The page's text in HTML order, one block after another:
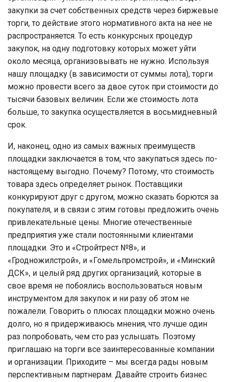
закупки за счет собственных средств через биржевые
торги, то действие этого нормативного акта на нее не
распространяется. То есть конкурсных процедур
закупок, на одну подготовку которых может уйти
около месяца, организовывать не нужно. Используя
нашу площадку (в зависимости от суммы лота), торги
можно провести всего за двое суток при стоимости до
тысячи базовых величин. Если же стоимость лота
больше, то закупка осуществляется в восьмидневный
срок.
И, наконец, одно из самых важных преимуществ
площадки заключается в том, что закупаться здесь по-
настоящему выгодно. Почему? Потому, что стоимость
товара здесь определяет рынок. Поставщики
конкурируют друг с другом, можно сказать борются за
покупателя, и в связи с этим готовы предложить очень
привлекательные цены. Многие отечественные
предприятия уже стали постоянными клиентами
площадки. Это и «Стройтрест №8», и
«Гродножилстрой», и «Гомельпромстрой», и «Минский
ДСК», и целый ряд других организаций, которые в
свое время не побоялись воспользоваться новым
инструментом для закупок и ни разу об этом не
пожалели. Говорить о плюсах площадки можно очень
долго, но я придерживаюсь мнения, что лучше один
раз попробовать, чем сто раз услышать. Поэтому
приглашаю на торги все заинтересованные компании
и организации. Приходите – мы всегда рады новым
перспективным партнерам. Давайте строить бизнес